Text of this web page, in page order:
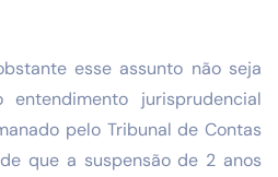
esse assunto não seja
jurisprudencial
pelo Tribunal de Contas
que a suspensão de 2 anos